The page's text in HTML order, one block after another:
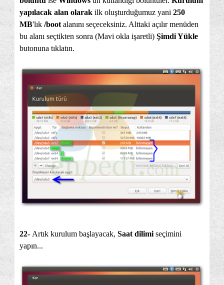
yapılacak alan olarak ilk oluşturduğumuz yani 250
MB'lık /boot alanını seçeceksiniz. Alttaki açılır menüden
bu alanı seçtikten sonra (Mavi okla işaretli) Şimdi Yükle
butonuna tıklatın.
22- Artık kurulum başlayacak, Saat dilimi seçimini
yapın...